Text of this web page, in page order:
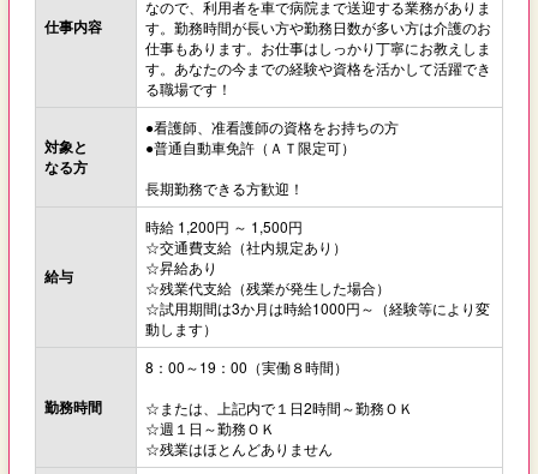
仕事内容
なので、利用者を車で病院まで送迎する業務がありま
す。勤務時間が長い方や勤務日数が多い方は介護のお
仕事もあります。お仕事はしっかり丁寧にお教えしま
す。あなたの今までの経験や資格を活かして活躍でき
る職場です！
対象と
なる方
●看護師、准看護師の資格をお持ちの方
●普通自動車免許（ＡＴ限定可）
長期勤務できる方歓迎！
給与
時給 1,200円 ～ 1,500円
☆交通費支給（社内規定あり）
☆昇給あり
☆残業代支給（残業が発生した場合）
☆試用期間は3か月は時給1000円～（経験等により変
動します）
勤務時間
8：00～19：00（実働８時間）
☆または、上記内で１日2時間～勤務ＯＫ
☆週１日～勤務ＯＫ
☆残業はほとんどありません